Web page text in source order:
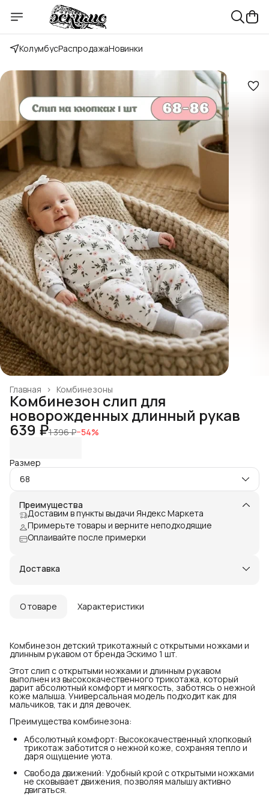
КолумбусРаспродажаНовинки
Комбинезоны
Главная ›
Комбинезон слип для
новорожденных длинный рукав
639 ₽1 396 ₽−54%
Размер
68
Преимущества
Доставим в пункты выдачи Яндекс Маркета
Примерьте товары и верните неподходящие
Оплаивайте после примерки
Доставка
О товаре Характеристики
Комбинезон детский трикотажный с открытыми ножками и
длинным рукавом от бренда Эскимо 1 шт.
Этот слип с открытыми ножками и длинным рукавом
выполнен из высококачественного трикотажа, который
дарит абсолютный комфорт и мягкость, заботясь о нежной
коже малыша. Универсальная модель подходит как для
мальчиков, так и для девочек.
Преимущества комбинезона:
Абсолютный комфорт: Высококачественный хлопковый
трикотаж заботится о нежной коже, сохраняя тепло и
даря ощущение уюта.
Свобода движений: Удобный крой с открытыми ножками
не сковывает движения, позволяя малышу активно
двигаться.